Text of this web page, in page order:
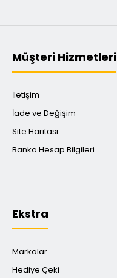
Müşteri Hizmetleri
İletişim
İade ve Değişim
Site Haritası
Banka Hesap Bilgileri
Ekstra
Markalar
Hediye Çeki